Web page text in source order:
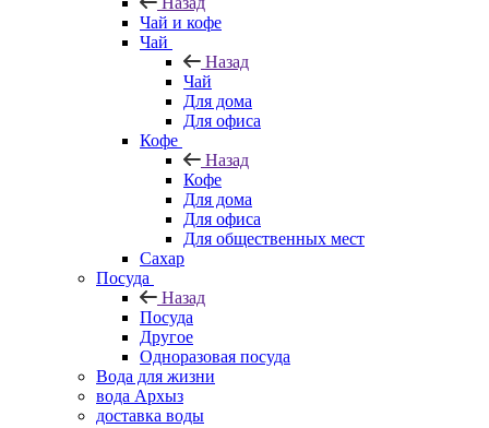
Чай и кофе
Чай
Назад
Чай
Для дома
Для офиса
Кофе
Назад
Кофе
Для дома
Для офиса
Для общественных мест
Сахар
Посуда
Назад
Посуда
Другое
Одноразовая посуда
Вода для жизни
вода Архыз
доставка воды